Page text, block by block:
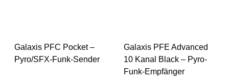
Galaxis PFC Pocket –
Pyro/SFX-Funk-Sender
Galaxis PFE Advanced
10 Kanal Black – Pyro-
Funk-Empfänger